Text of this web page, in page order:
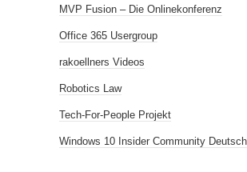
MVP Fusion – Die Onlinekonferenz
Office 365 Usergroup
rakoellners Videos
Robotics Law
Tech-For-People Projekt
Windows 10 Insider Community